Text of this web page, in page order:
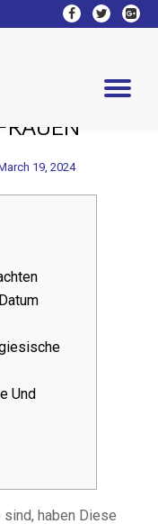
fa-
facebook
fa-
twitter
fa-
19, 2024
Und
haben Diese